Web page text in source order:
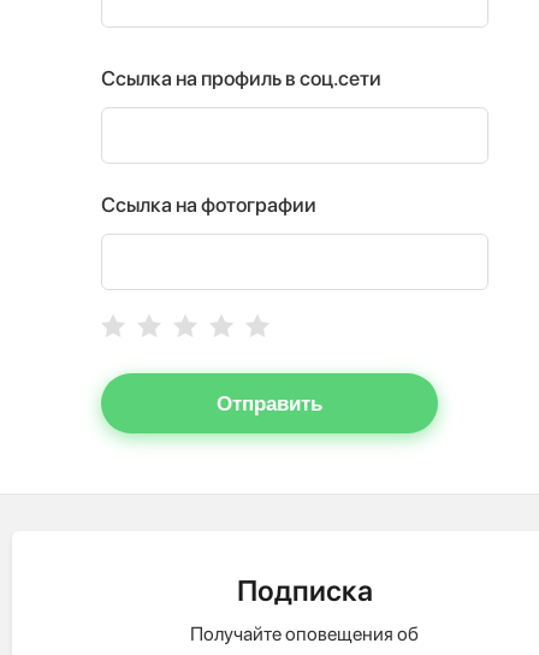
Ссылка на профиль в соц.сети
Ссылка на фотографии
Отправить
Подписка
Получайте оповещения об